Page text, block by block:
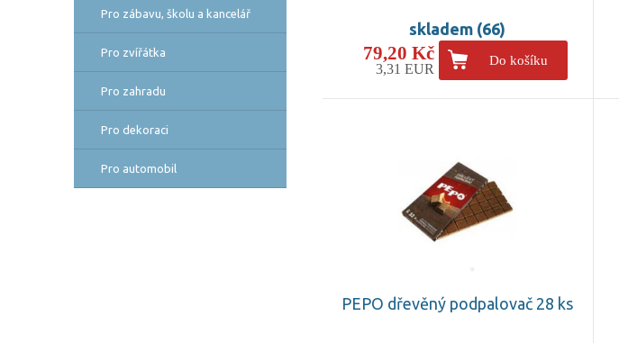
Pro zábavu, školu a kancelář
Pro zvířátka
Pro zahradu
Pro dekoraci
Pro automobil
skladem (66)
79,20 Kč
3,31 EUR
Do košíku
PEPO dřevěný podpalovač 28 ks